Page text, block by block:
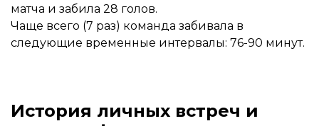
матча и забила 28 голов.
Чаще всего (7 раз) команда забивала в
следующие временные интервалы: 76-90 минут.
История личных встреч и